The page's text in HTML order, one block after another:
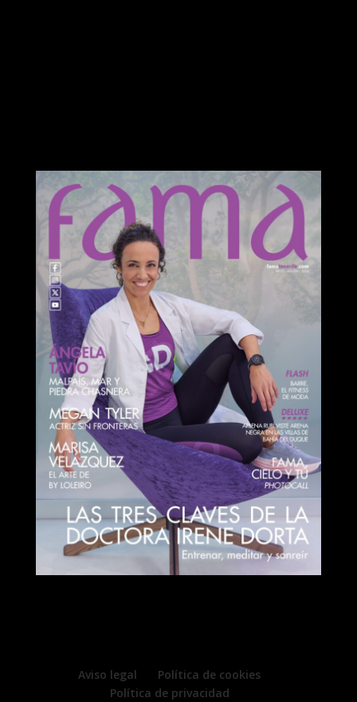
Aviso legal
Política de cookies
Política de privacidad